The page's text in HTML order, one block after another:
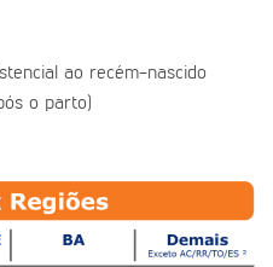
ao recém-nascido
o parto)